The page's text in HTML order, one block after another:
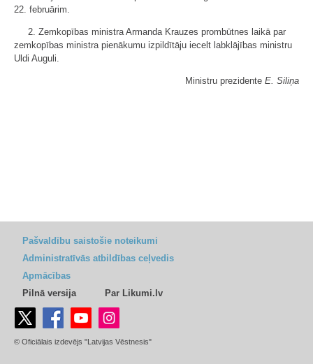
22. februārim.
2. Zemkopības ministra Armanda Krauzes prombūtnes laikā par
zemkopības ministra pienākumu izpildītāju iecelt labklājības ministru
Uldi Auguli.
Ministru prezidente E. Siliņa
Pašvaldību saistošie noteikumi
Administratīvās atbildības ceļvedis
Apmācības
Pilnā versija
Par Likumi.lv
© Oficiālais izdevējs "Latvijas Vēstnesis"